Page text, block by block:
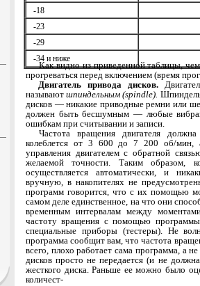
-18
-23
-29
-34 и ниже
Как видно из приведенной таблицы,
прогреваться перед включением (время
Двигатель привода дисков.
называютшпиндельным (spindle).
дисков — никакие приводные ремни или
должен быть бесшумным — любые
ошибкам при считы­вании и записи.
Частота вращения двигателя
колеблется от 3 600 до 7 200 об/мин, а
управления двигателем с обратной
желаемой точности. Таким обра­зом,
осуществляется автоматически, и
вручную, в накопителях не
программ говорится, что с их помощью
самом деле единственное, на что они
временным интервалам между
частоту вращения с помощью
специальные приборы (тестеры). Не
программа сообщит вам, что частота
всего, плохо работает сама программа, а
дисков просто не передается (и не
жест­кого диска. Раньше ее можно было
количест-